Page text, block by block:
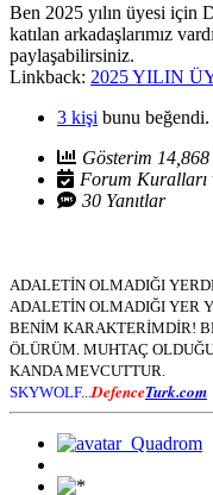
Ben 2025 yılın üyesi için
katılan arkadaşlarımız
paylaşabilirsiniz.
Linkback: 2025 YILIN
3 kişi bunu beğendi.
Gösterim 14,868
Forum
30 Yanıtlar
ADALETİN OLMADIĞI
ADALETİN OLMADIĞI YER
BENİM KARAKTERİMDİR!
ÖLÜRÜM. MUHTAÇ
KANDA MEVCUTTUR.
SKYWOLF... DefenceTurk.com